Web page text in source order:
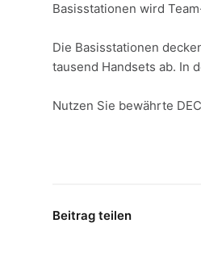
Basisstationen wird
Die Basisstationen
tausend Handsets ab. In
Nutzen Sie bewährte
Beitrag teilen